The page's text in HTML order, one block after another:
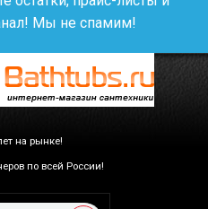
Мы не спамим!
на рынке!
по всей России!